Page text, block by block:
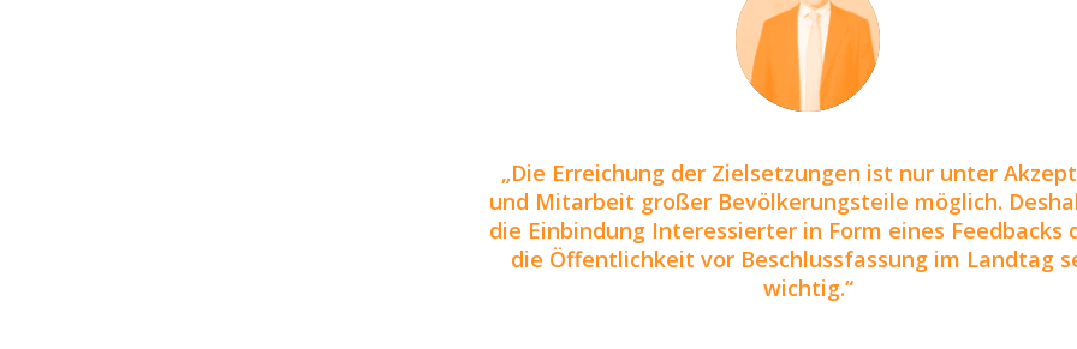
Die Erreichung der Zielsetzungen ist nur unter
und Mitarbeit großer Bevölkerungsteile möglich.
die Einbindung Interessierter in Form eines Feedbacks
die Öffentlichkeit vor Beschlussfassung im Landtag
wichtig.